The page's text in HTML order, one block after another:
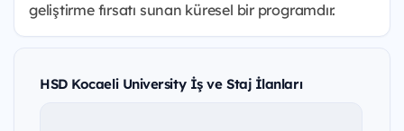
geliştirme fırsatı sunan küresel bir programdır.
HSD Kocaeli University İş ve Staj İlanları